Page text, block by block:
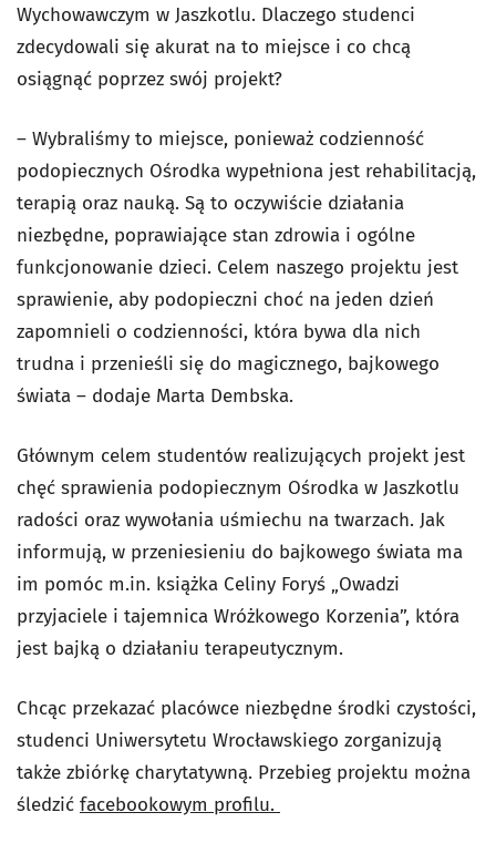
Wychowawczym w Jaszkotlu. Dlaczego studenci
zdecydowali się akurat na to miejsce i co chcą
osiągnąć poprzez swój projekt?
– Wybraliśmy to miejsce, ponieważ codzienność
podopiecznych Ośrodka wypełniona jest rehabilitacją,
terapią oraz nauką. Są to oczywiście działania
niezbędne, poprawiające stan zdrowia i ogólne
funkcjonowanie dzieci. Celem naszego projektu jest
sprawienie, aby podopieczni choć na jeden dzień
zapomnieli o codzienności, która bywa dla nich
trudna i przenieśli się do magicznego, bajkowego
świata – dodaje Marta Dembska.
Głównym celem studentów realizujących projekt jest
chęć sprawienia podopiecznym Ośrodka w Jaszkotlu
radości oraz wywołania uśmiechu na twarzach. Jak
informują, w przeniesieniu do bajkowego świata ma
im pomóc m.in. książka Celiny Foryś „Owadzi
przyjaciele i tajemnica Wróżkowego Korzenia”, która
jest bajką o działaniu terapeutycznym.
Chcąc przekazać placówce niezbędne środki czystości,
studenci Uniwersytetu Wrocławskiego zorganizują
także zbiórkę charytatywną. Przebieg projektu można
śledzić facebookowym profilu.